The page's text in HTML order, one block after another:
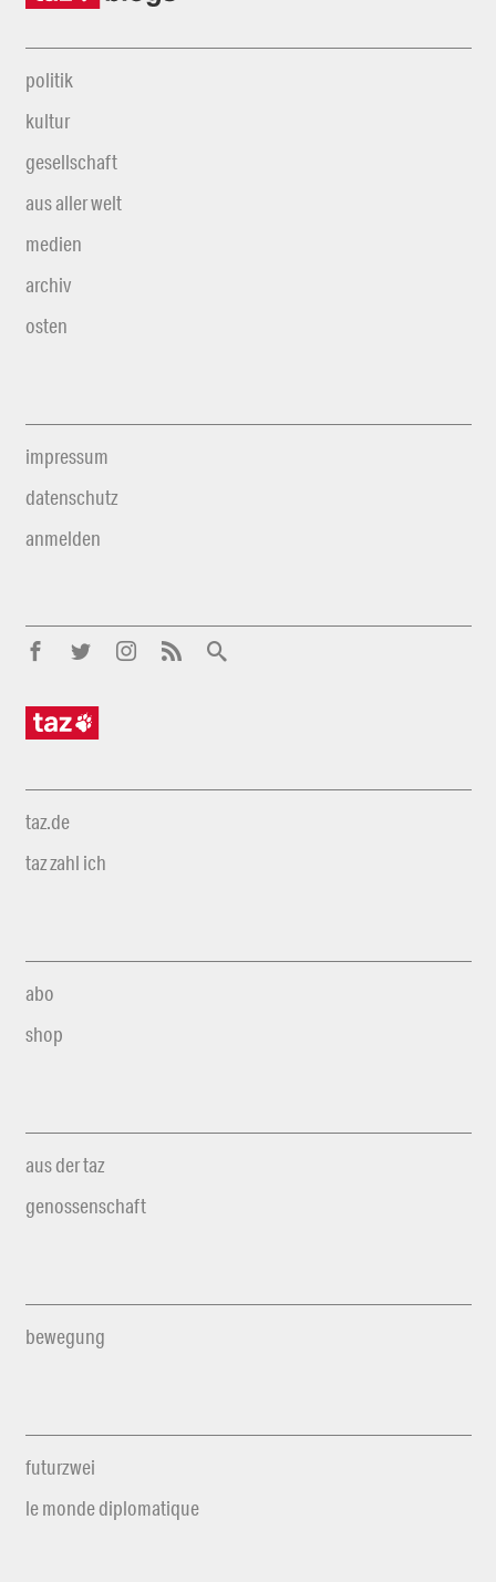
politik
kultur
gesellschaft
aus aller welt
medien
archiv
osten
impressum
datenschutz
anmelden
taz.de
taz zahl ich
abo
shop
aus der taz
genossenschaft
bewegung
futurzwei
le monde diplomatique